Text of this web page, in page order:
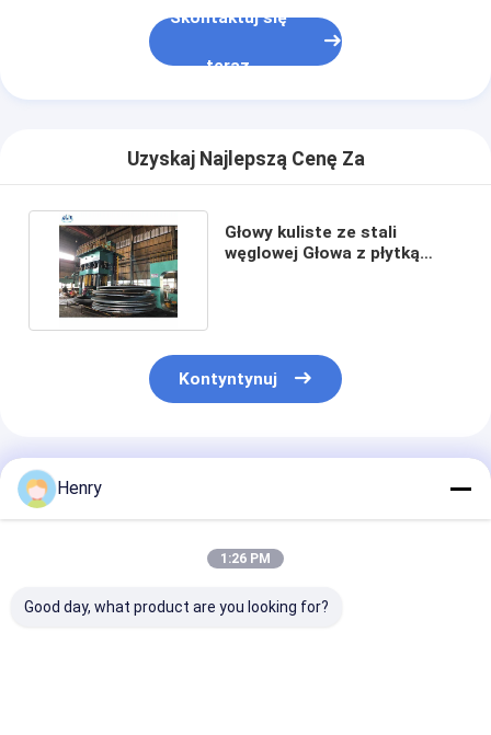
Skontaktuj się
teraz
Uzyskaj Najlepszą Cenę Za
Głowy kuliste ze stali
węglowej Głowa z płytką
Kontyntynuj
Polecane Produkty
Henry
1:26 PM
Good day, what product are you looking for?